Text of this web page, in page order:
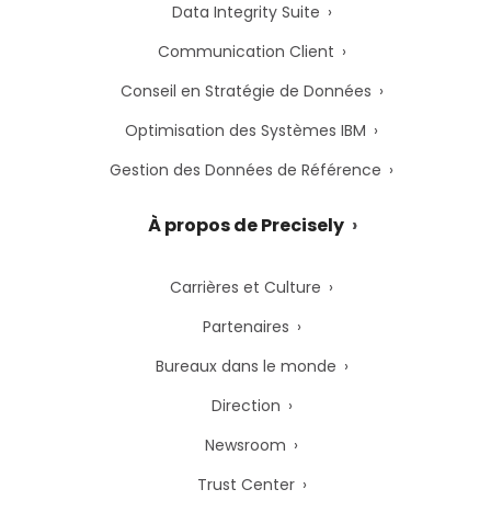
Data Integrity Suite
Communication Client
Conseil en Stratégie de Données
Optimisation des Systèmes IBM
Gestion des Données de Référence
À propos de Precisely
Carrières et Culture
Partenaires
Bureaux dans le monde
Direction
Newsroom
Trust Center